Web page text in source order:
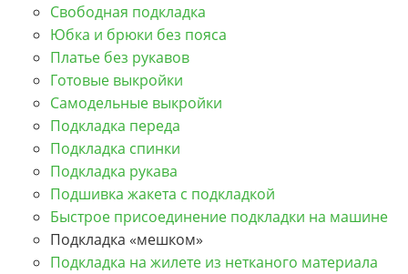
Свободная подкладка
Юбка и брюки без пояса
Платье без рукавов
Готовые выкройки
Самодельные выкройки
Подкладка переда
Подкладка спинки
Подкладка рукава
Подшивка жакета с подкладкой
Быстрое присоединение подкладки на машине
Подкладка «мешком»
Подкладка на жилете из нетканого материала